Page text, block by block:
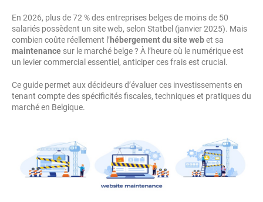
En 2026, plus de 72 % des entreprises belges de moins de 50
salariés possèdent un site web, selon Statbel (janvier 2025). Mais
combien coûte réellement l’hébergement du site webet sa
maintenance sur le marché belge ? À l’heure où le numérique est
un levier commercial essentiel, anticiper ces frais est crucial.
Ce guide permet aux décideurs d’évaluer ces investissements en
tenant compte des spécificités fiscales, techniques et pratiques du
marché en Belgique.